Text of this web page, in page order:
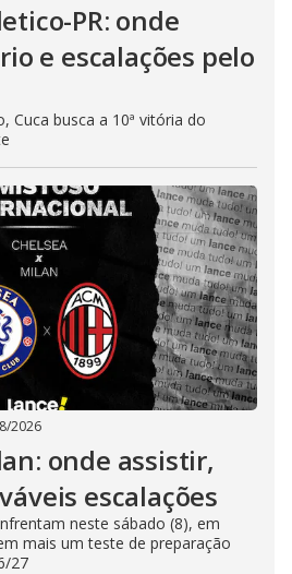
PR: onde
e escalações pelo
Cuca busca a 10ª vitória do
2026
onde assistir,
escalações
neste sábado (8), em
mais um teste de preparação
27